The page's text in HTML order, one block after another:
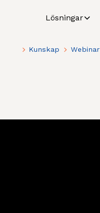
Lösningar
Kunskap Webinar